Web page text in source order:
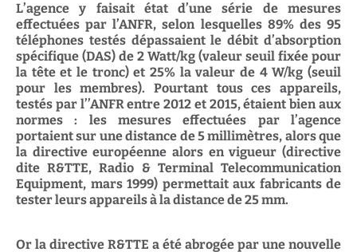
L’agence y faisait état d’une série de mesures
effectuées par l’ANFR, selon lesquelles 89% des 95
téléphones testés dépassaient le débit d’absorption
spécifique (DAS) de 2 Watt/kg (valeur seuil fixée pour
la tête et le tronc) et 25% la valeur de 4 W/kg (seuil
pour les membres). Pourtant tous ces appareils,
testés par l’’ANFR entre 2012 et 2015, étaient bien aux
normes : les mesures effectuées par l’agence
portaient sur une distance de 5 millimètres, alors que
la directive européenne alors en vigueur (directive
dite R&TTE, Radio & Terminal Telecommunication
Equipment, mars 1999) permettait aux fabricants de
tester leurs appareils à la distance de 25 mm.
Or la directive R&TTE a été abrogée par une nouvelle